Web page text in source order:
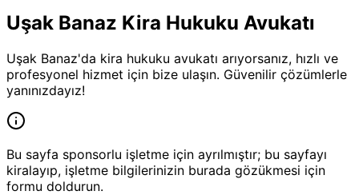
Uşak Banaz Kira Hukuku Avukatı
Uşak Banaz'da kira hukuku avukatı arıyorsanız, hızlı ve
profesyonel hizmet için bize ulaşın. Güvenilir çözümlerle
yanınızdayız!
Bu sayfa sponsorlu işletme için ayrılmıştır; bu sayfayı
kiralayıp, işletme bilgilerinizin burada gözükmesi için
formu doldurun.